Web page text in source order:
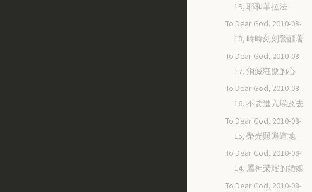
19, 耶和華拉法
To Dear God, 2010-08-
18, 時時刻刻警醒著
To Dear God, 2010-08-
17, 消滅狂傲的心
To Dear God, 2010-08-
16, 不要進入埃及去
To Dear God, 2010-08-
15, 榮光照遍這地
To Dear God, 2010-08-
14, 屬神榮耀的婚姻
To Dear God, 2010-08-